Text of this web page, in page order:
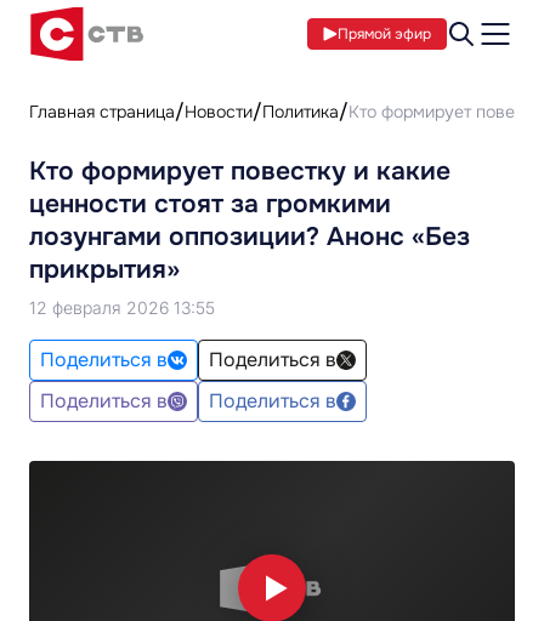
Прямой эфир
Главная страница Новости Политика Кто формирует
Кто формирует повестку и какие
ценности стоят за громкими
лозунгами оппозиции? Анонс «Без
прикрытия»
12 февраля 2026 13:55
Поделиться в
Поделиться в
Поделиться в
Поделиться в